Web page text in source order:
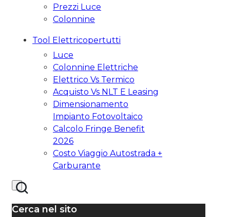
Prezzi Luce
Colonnine
Tool Elettricopertutti
Luce
Colonnine Elettriche
Elettrico Vs Termico
Acquisto Vs NLT E Leasing
Dimensionamento
Impianto Fotovoltaico
Calcolo Fringe Benefit
2026
Costo Viaggio Autostrada +
Carburante
Cerca nel sito